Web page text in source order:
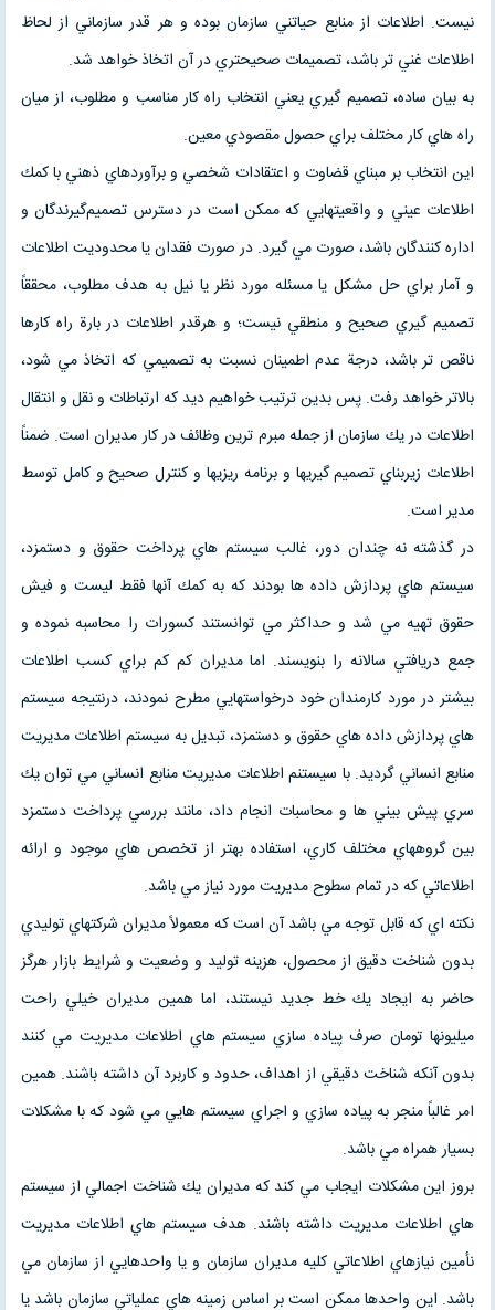
نيست. اطلاعات از منابع حياتني سازمان بوده و هر قدر سازماني از لحاظ
اطلاعات غني تر باشد، تصميمات صحيحتري در آن اتخاذ خواهد شد.
به بيان ساده، تصميم گيري يعني انتخاب راه كار مناسب و مطلوب، از ميان
راه هاي كار مختلف براي حصول مقصودي معين.
اين انتخاب بر مبناي قضاوت و اعتقادات شخصي و برآوردهاي ذهني با كمك
اطلاعات عيني و واقعيتهايي كه ممكن است در دسترس تصميم‌گيرندگان و
اداره كنندگان باشد، صورت مي گيرد. در صورت فقدان يا محدوديت اطلاعات
و آمار براي حل مشكل يا مسئله مورد نظر يا نيل به هدف مطلوب، محققاً
تصميم گيري صحيح و منطقي نيست؛ و هرقدر اطلاعات در بارة راه كارها
ناقص تر باشد، درجة عدم اطمينان نسبت به تصميمي كه اتخاذ مي شود،
بالاتر خواهد رفت. پس بدين ترتيب خواهيم ديد كه ارتباطات و نقل و انتقال
اطلاعات در يك سازمان از جمله مبرم ترين وظائف در كار مديران است. ضمناً
اطلاعات زيربناي تصميم گيريها و برنامه ريزيها و كنترل صحيح و كامل توسط
مدير است.
در گذشته نه چندان دور، غالب سيستم هاي پرداخت حقوق و دستمزد،
سيستم هاي پردازش داده ها بودند كه به كمك آنها فقط ليست و فيش
حقوق تهيه مي شد و حداكثر مي توانستند كسورات را محاسبه نموده و
جمع دريافتي سالانه را بنويسند. اما مديران كم كم براي كسب اطلاعات
بيشتر در مورد كارمندان خود درخواستهايي مطرح نمودند، درنتيجه سيستم
هاي پردازش داده هاي حقوق و دستمزد، تبديل به سيستم اطلاعات مديريت
منابع انساني گرديد. با سيستنم اطلاعات مديريت منابع انساني مي توان يك
سري پيش بيني ها و محاسبات انجام داد، مانند بررسي پرداخت دستمزد
بين گروههاي مختلف كاري، استفاده بهتر از تخصص هاي موجود و ارائه
اطلاعاتي كه در تمام سطوح مديريت مورد نياز مي باشد.
نكته اي كه قابل توجه مي باشد آن است كه معمولاً مديران شركتهاي توليدي
بدون شناخت دقيق از محصول، هزينه توليد و وضعيت و شرايط بازار هرگز
حاضر به ايجاد يك خط جديد نيستند، اما همين مديران خيلي راحت
ميليونها تومان صرف پياده سازي سيستم هاي اطلاعات مديريت مي كنند
بدون آنكه شناخت دقيقي از اهداف، حدود و كاربرد آن داشته باشند. همين
امر غالباً منجر به پياده سازي و اجراي سيستم هايي مي شود كه با مشكلات
بسيار همراه مي باشد.
بروز اين مشكلات ايجاب مي كند كه مديران يك شناخت اجمالي از سيستم
هاي اطلاعات مديريت داشته باشند. هدف سيستم هاي اطلاعات مديريت
نأمين نيازهاي اطلاعاتي كليه مديران سازمان و يا واحدهايي از سازمان مي
باشد. اين واحدها ممكن است بر اساس زمينه هاي عملياتي سازمان باشد يا